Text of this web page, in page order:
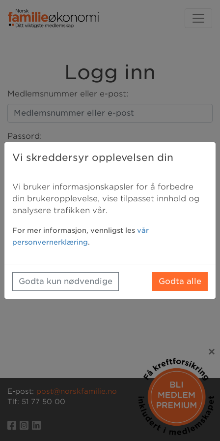
Logg inn
Medlemsnummer eller e-post:
Passord:
LOGG INN
E-post: post@norskfamilie.no
Tlf: 51 77 50 00
×
Vi skreddersyr opplevelsen din
Vi bruker informasjonskapsler for å forbedre
din brukeropplevelse, vise tilpasset innhold og
analysere trafikken vår.
For mer informasjon, vennligst les vår
personvernerklæring.
Godta kun nødvendige Godta alle